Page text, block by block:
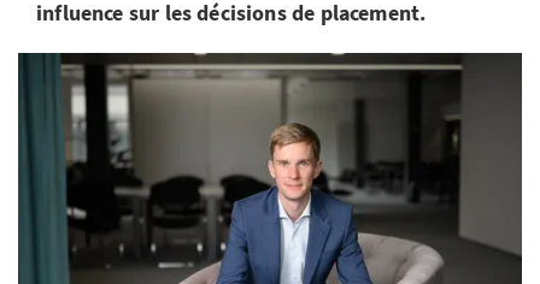
influence sur les décisions de placement.